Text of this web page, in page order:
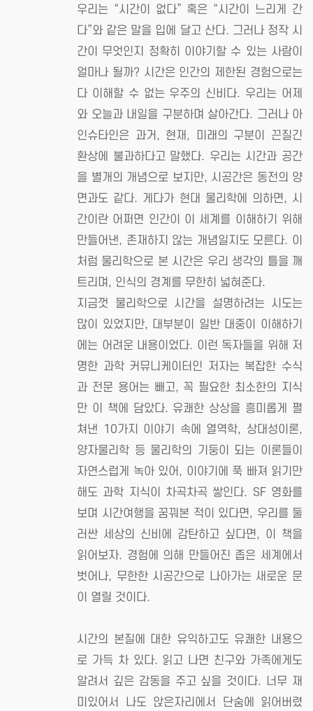
우리는 “시간이 없다” 혹은 “시간이 느리게 간
다”와 같은 말을 입에 달고 산다. 그러나 정작 시
간이 무엇인지 정확히 이야기할 수 있는 사람이
얼마나 될까? 시간은 인간의 제한된 경험으로는
다 이해할 수 없는 우주의 신비다. 우리는 어제
와 오늘과 내일을 구분하며 살아간다. 그러나 아
인슈타인은 과거, 현재, 미래의 구분이 끈질긴
환상에 불과하다고 말했다. 우리는 시간과 공간
을 별개의 개념으로 보지만, 시공간은 동전의 양
면과도 같다. 게다가 현대 물리학에 의하면, 시
간이란 어쩌면 인간이 이 세계를 이해하기 위해
만들어낸, 존재하지 않는 개념일지도 모른다. 이
처럼 물리학으로 본 시간은 우리 생각의 틀을 깨
트리며, 인식의 경계를 무한히 넓혀준다.
지금껏 물리학으로 시간을 설명하려는 시도는
많이 있었지만, 대부분이 일반 대중이 이해하기
에는 어려운 내용이었다. 이런 독자들을 위해 저
명한 과학 커뮤니케이터인 저자는 복잡한 수식
과 전문 용어는 빼고, 꼭 필요한 최소한의 지식
만 이 책에 담았다. 유쾌한 상상을 흥미롭게 펼
쳐낸 10가지 이야기 속에 열역학, 상대성이론,
양자물리학 등 물리학의 기둥이 되는 이론들이
자연스럽게 녹아 있어, 이야기에 푹 빠져 읽기만
해도 과학 지식이 차곡차곡 쌓인다. SF 영화를
보며 시간여행을 꿈꿔본 적이 있다면, 우리를 둘
러싼 세상의 신비에 감탄하고 싶다면, 이 책을
읽어보자. 경험에 의해 만들어진 좁은 세계에서
벗어나, 무한한 시공간으로 나아가는 새로운 문
이 열릴 것이다.
시간의 본질에 대한 유익하고도 유쾌한 내용으
로 가득 차 있다. 읽고 나면 친구와 가족에게도
알려서 깊은 감동을 주고 싶을 것이다. 너무 재
미있어서 나도 앉은자리에서 단숨에 읽어버렸